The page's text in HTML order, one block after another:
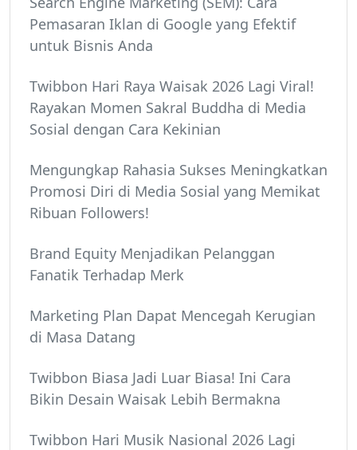
Pemasaran Iklan di Google yang Efektif
untuk Bisnis Anda
Twibbon Hari Raya Waisak 2026 Lagi Viral!
Rayakan Momen Sakral Buddha di Media
Sosial dengan Cara Kekinian
Mengungkap Rahasia Sukses Meningkatkan
Promosi Diri di Media Sosial yang Memikat
Ribuan Followers!
Brand Equity Menjadikan Pelanggan
Fanatik Terhadap Merk
Marketing Plan Dapat Mencegah Kerugian
di Masa Datang
Twibbon Biasa Jadi Luar Biasa! Ini Cara
Bikin Desain Waisak Lebih Bermakna
Twibbon Hari Musik Nasional 2026 Lagi